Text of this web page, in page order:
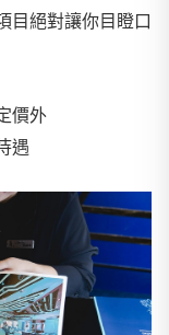
目絕對讓你目瞪口
價外
遇